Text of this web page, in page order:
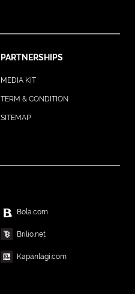
PARTNERSHIPS
MEDIA KIT
TERM & CONDITION
SITEMAP
Bola.com
Brilio.net
Kapanlagi.com